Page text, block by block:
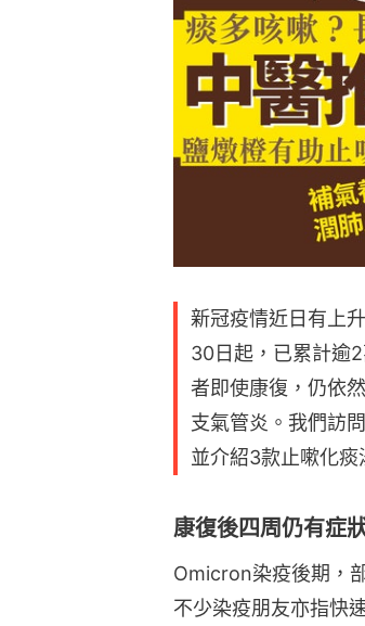
新冠疫情近日有上
30日起，已累計逾
者即使康復，仍依
支氣管炎。我們訪
並介紹3款止嗽化痰
康復後四周仍有症
Omicron染疫後期，
不少染疫朋友亦指快